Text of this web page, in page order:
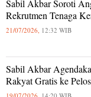
Sabil Akbar Soroti
Rekrutmen Tenaga
21/07/2026, 12:32 WIB
Sabil Akbar
Rakyat Gratis ke